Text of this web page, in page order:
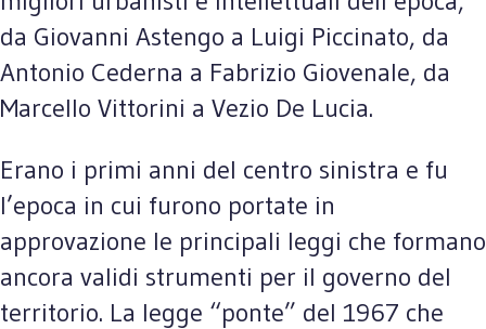
da Giovanni Astengo a Luigi Piccinato, da
Antonio Cederna a Fabrizio Giovenale, da
Marcello Vittorini a Vezio De Lucia.
Erano i primi anni del centro sinistra e fu
l’epoca in cui furono portate in
approvazione le principali leggi che formano
ancora validi strumenti per il governo del
territorio. La legge “ponte” del 1967 che